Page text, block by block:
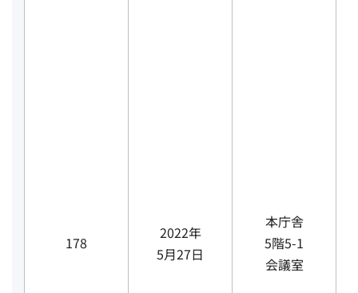
178
2022年
5月27日
本庁舎
5階5-1
会議室